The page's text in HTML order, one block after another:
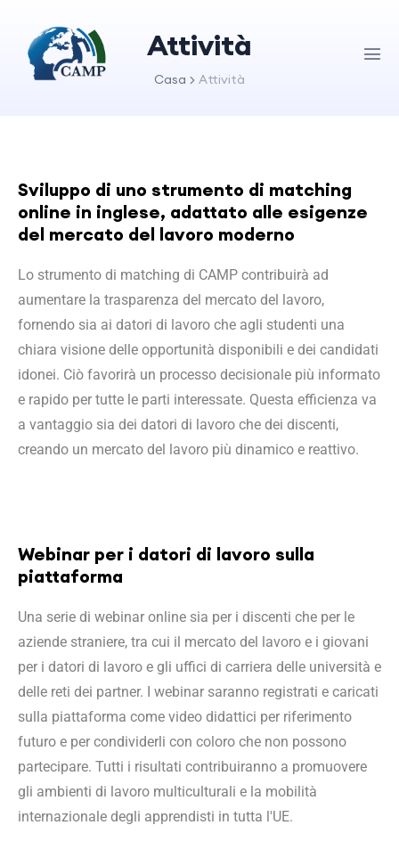
Attività
Casa Attività
Sviluppo di uno strumento di matching
online in inglese, adattato alle esigenze
del mercato del lavoro moderno
Lo strumento di matching di CAMP contribuirà ad
aumentare la trasparenza del mercato del lavoro,
fornendo sia ai datori di lavoro che agli studenti una
chiara visione delle opportunità disponibili e dei candidati
idonei. Ciò favorirà un processo decisionale più informato
e rapido per tutte le parti interessate. Questa efficienza va
a vantaggio sia dei datori di lavoro che dei discenti,
creando un mercato del lavoro più dinamico e reattivo.
Webinar per i datori di lavoro sulla
piattaforma
Una serie di webinar online sia per i discenti che per le
aziende straniere, tra cui il mercato del lavoro e i giovani
per i datori di lavoro e gli uffici di carriera delle università e
delle reti dei partner. I webinar saranno registrati e caricati
sulla piattaforma come video didattici per riferimento
futuro e per condividerli con coloro che non possono
partecipare. Tutti i risultati contribuiranno a promuovere
gli ambienti di lavoro multiculturali e la mobilità
internazionale degli apprendisti in tutta l'UE.